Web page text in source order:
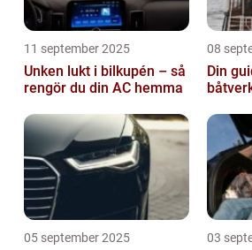
11 september 2025
Unken lukt i bilkupén – så
rengör du din AC hemma
08
Din
05 september 2025 03